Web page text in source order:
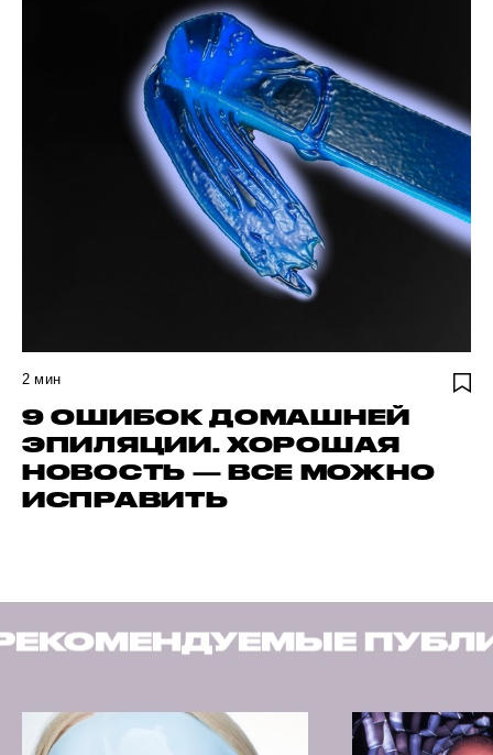
2 мин
9 ОШИБОК ДОМАШНЕЙ
ЭПИЛЯЦИИ. ХОРОШАЯ
НОВОСТЬ — ВСЕ МОЖНО
ИСПРАВИТЬ